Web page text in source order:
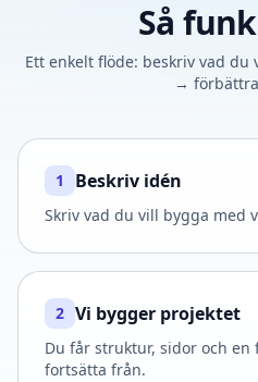
Så
Ett enkelt flöde: beskriv vad
→
1 Beskriv idén
Skriv vad du vill bygga med
2 Vi bygger projektet
Du får struktur, sidor och
fortsätta från.